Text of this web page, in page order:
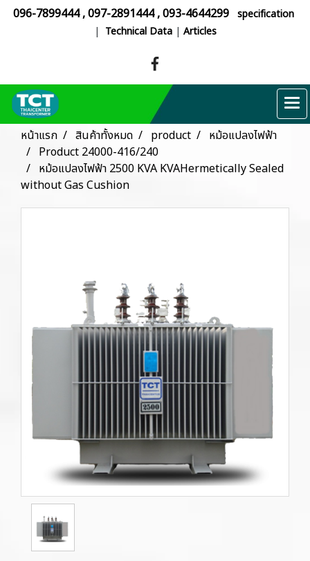
096-7899444,097-2891444,093-4644299 specification
| Technical Data| Articles
หน้าแรก สินค้าทั้งหมด product
หม้อแปลงไฟฟ้า
Product 24000-416/240
หม้อแปลงไฟฟ้า 2500 KVA KVAHermetically Sealed
without Gas Cushion